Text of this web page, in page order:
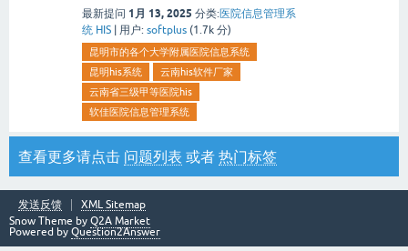
最新提问 1月 13, 2025 分类:医院信息管理系
统 HIS
用户: softplus (1.7k 分)
昆明市的各个大学附属医院信息系统
昆明his系统
云南his软件厂家
云南省三级甲等医院his
软佳医院信息管理系统
查看更多请点击 问题列表 或者 热门标签
发送反馈
XML Sitemap
Snow Theme by Q2A Market
Powered by Question2Answer